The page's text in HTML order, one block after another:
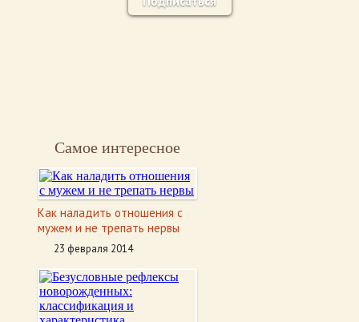
Самое интересное
Как наладить отношения с
мужем и не трепать нервы
23 февраля 2014